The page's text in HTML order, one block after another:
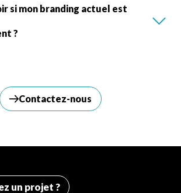
si mon branding actuel est
?
Contactez-nous
un projet ?